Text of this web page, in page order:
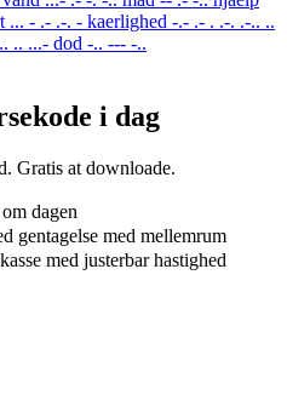
... - .- .-. - kaerlighed -.- .- . .-. .-.. ..
.. ...- dod -.. --- -..
i dag
Gratis at downloade.
dagen
gentagelse med mellemrum
med justerbar hastighed